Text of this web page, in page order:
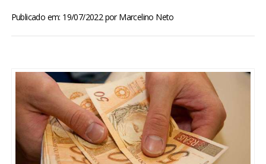
BRASIL
ESPORTES
ENTRETENIMENTO
Publicado em: 19/07/2022porMarcelino Neto